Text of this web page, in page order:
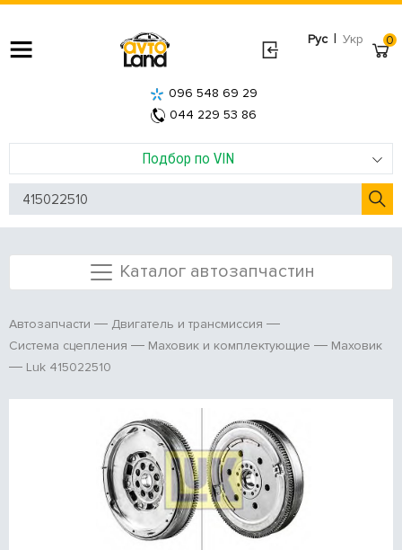
Рус | Укр
Подбор по VIN
096 548 69 29
044 229 53 86
0
Каталог автозапчастин
Автозапчасти
Двигатель и трансмиссия
Система сцепления
Маховик и комплектующие
Маховик
Luk 415022510